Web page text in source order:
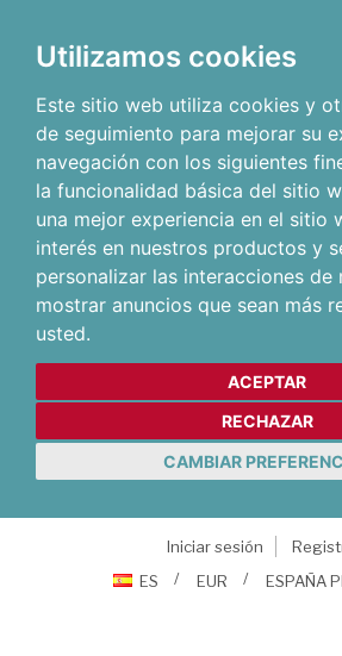
Utilizamos cookies
Este sitio web utiliza cookies y
de seguimiento para mejorar su
navegación con los siguientes
la funcionalidad básica del sitio
una mejor experiencia en el sitio
interés en nuestros productos y
personalizar las interacciones de
mostrar anuncios que sean más
usted.
ACEPTAR
RECHAZAR
CAMBIAR
Iniciar sesión
ES
EUR ESPAÑA